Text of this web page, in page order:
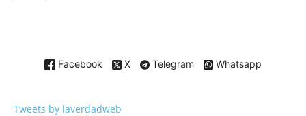
Facebook X Telegram Whatsapp
Tweets by laverdadweb